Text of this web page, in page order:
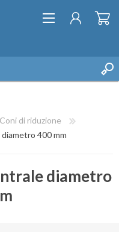
Coni di riduzione
400 mm
diametro